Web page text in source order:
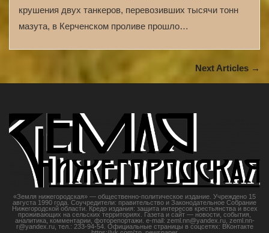
крушения двух танкеров, перевозивших тысячи тонн
мазута, в Керченском проливе прошло…
Next Articles →
«Земля нижегородская» — общественно-политическое издание. Учреждено 15
августа 1990 года. Соучредители: правительство и Законодательное Собрание
Нижегородской области. Кредо издания: защита интересов крестьянства и всех
проживающих на сельских территориях. Газета и сайт — новости, события,
аналитика, комментарии, фоторепортажи. e-mail: zeml.nn@yandex.ru, zeml.nn-
r@yandex.ru, тел.: 233-94-54. Официальные страницы в соцсетях: ВКонтакте